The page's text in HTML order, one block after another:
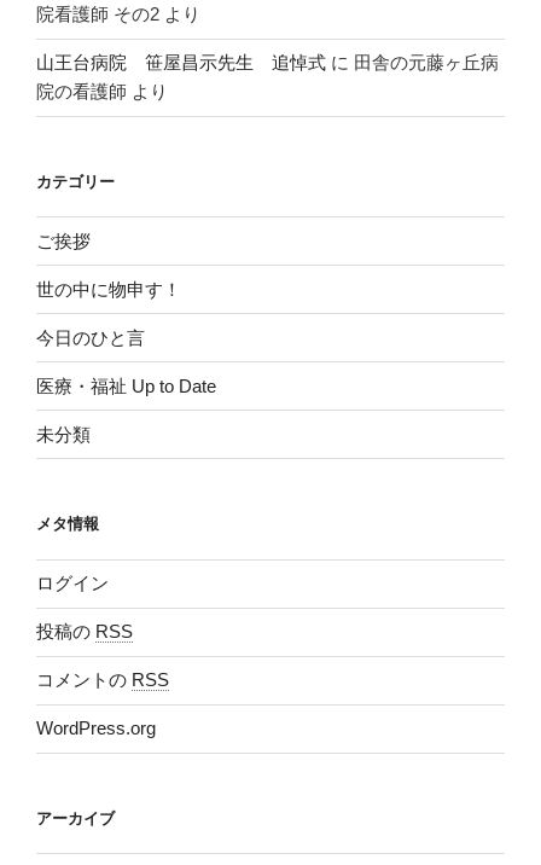
院看護師 その2 より
山王台病院 笹屋昌示先生 追悼式 に 田舎の元藤ヶ丘病
院の看護師 より
カテゴリー
ご挨拶
世の中に物申す！
今日のひと言
医療・福祉 Up to Date
未分類
メタ情報
ログイン
投稿の RSS
コメントの RSS
WordPress.org
アーカイブ